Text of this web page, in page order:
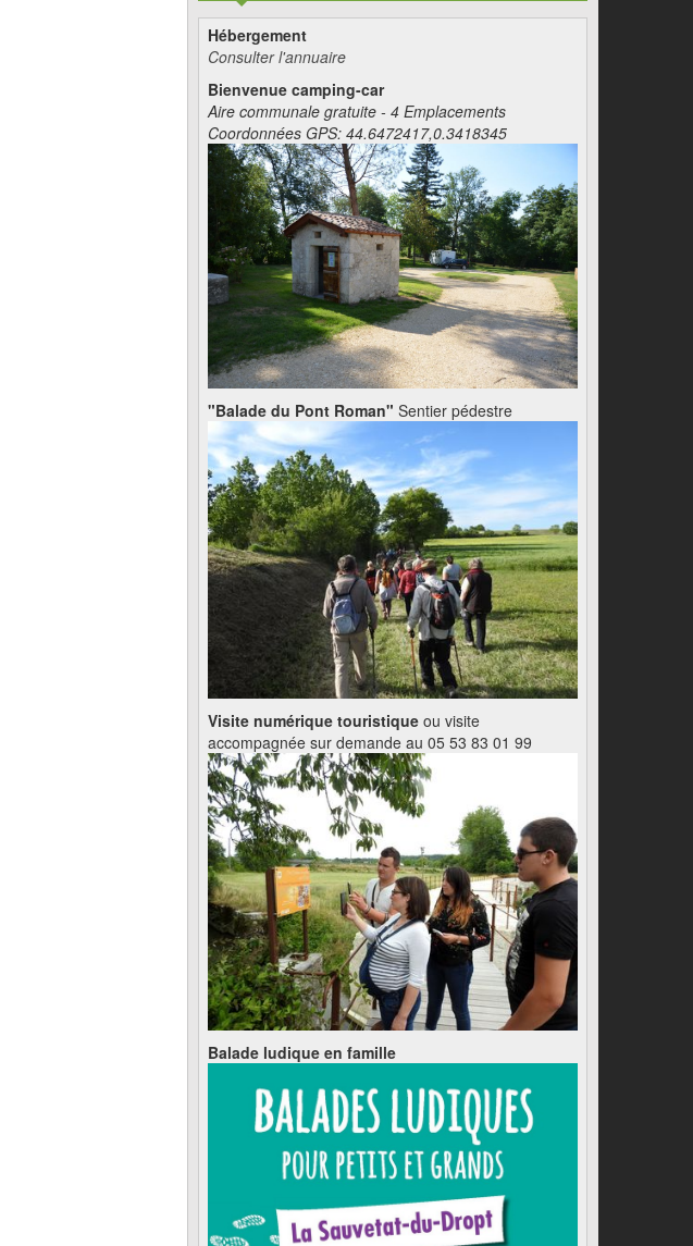
Hébergement
Consulter l'annuaire
Bienvenue camping-car
Aire communale gratuite - 4 Emplacements
Coordonnées GPS: 44.6472417,0.3418345
"Balade du Pont Roman" Sentier pédestre
Visite numérique touristique ou visite
accompagnée sur demande au 05 53 83 01 99
Balade ludique en famille